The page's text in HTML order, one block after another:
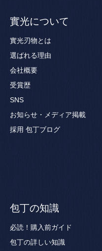
實光について
實光刃物とは
選ばれる理由
会社概要
受賞歴
SNS
お知らせ・メディア掲載
採用 包丁ブログ
包丁の知識
必読！購入前ガイド
包丁の詳しい知識